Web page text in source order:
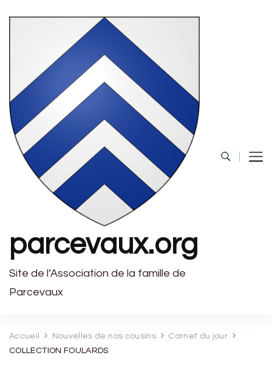
parcevaux.org
Site de l’Association de la famille de
Parcevaux
Accueil Nouvelles de nos cousins
Carnet du jour
COLLECTION FOULARDS